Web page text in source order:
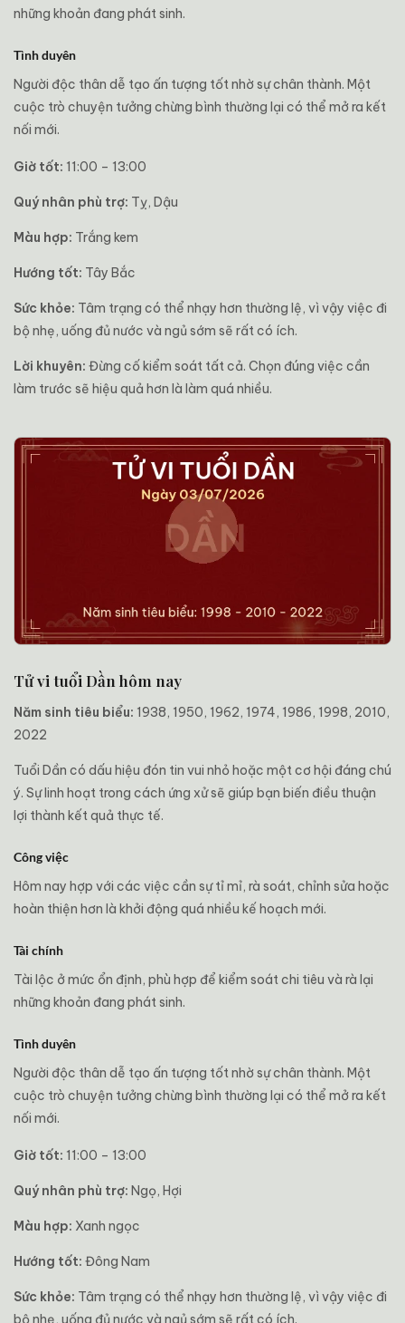
những khoản đang phát sinh.
Tình duyên
Người độc thân dễ tạo ấn tượng tốt nhờ sự chân thành. Một
cuộc trò chuyện tưởng chừng bình thường lại có thể mở ra kết
nối mới.
Giờ tốt: 11:00 – 13:00
Quý nhân phù trợ: Tỵ, Dậu
Màu hợp: Trắng kem
Hướng tốt: Tây Bắc
Sức khỏe: Tâm trạng có thể nhạy hơn thường lệ, vì vậy việc đi
bộ nhẹ, uống đủ nước và ngủ sớm sẽ rất có ích.
Lời khuyên: Đừng cố kiểm soát tất cả. Chọn đúng việc cần
làm trước sẽ hiệu quả hơn là làm quá nhiều.
Tử vi tuổi Dần hôm nay
Năm sinh tiêu biểu: 1938, 1950, 1962, 1974, 1986, 1998, 2010,
2022
Tuổi Dần có dấu hiệu đón tin vui nhỏ hoặc một cơ hội đáng chú
ý. Sự linh hoạt trong cách ứng xử sẽ giúp bạn biến điều thuận
lợi thành kết quả thực tế.
Công việc
Hôm nay hợp với các việc cần sự tỉ mỉ, rà soát, chỉnh sửa hoặc
hoàn thiện hơn là khởi động quá nhiều kế hoạch mới.
Tài chính
Tài lộc ở mức ổn định, phù hợp để kiểm soát chi tiêu và rà lại
những khoản đang phát sinh.
Tình duyên
Người độc thân dễ tạo ấn tượng tốt nhờ sự chân thành. Một
cuộc trò chuyện tưởng chừng bình thường lại có thể mở ra kết
nối mới.
Giờ tốt: 11:00 – 13:00
Quý nhân phù trợ: Ngọ, Hợi
Màu hợp: Xanh ngọc
Hướng tốt: Đông Nam
Sức khỏe: Tâm trạng có thể nhạy hơn thường lệ, vì vậy việc đi
bộ nhẹ, uống đủ nước và ngủ sớm sẽ rất có ích.